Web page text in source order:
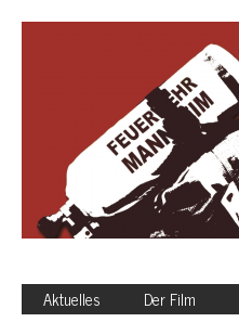
Aktuelles Der Film